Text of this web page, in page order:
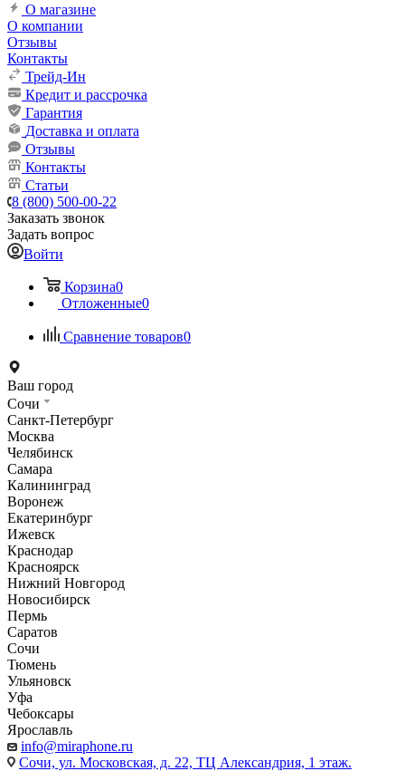
О магазине
О компании
Отзывы
Контакты
Трейд-Ин
Кредит и рассрочка
Гарантия
Доставка и оплата
Отзывы
Контакты
Статьи
8 (800) 500-00-22
Заказать звонок
Задать вопрос
Войти
Корзина0
Отложенные0
Сравнение товаров0
Ваш город
Сочи
Санкт-Петербург
Москва
Челябинск
Самара
Калининград
Воронеж
Екатеринбург
Ижевск
Краснодар
Красноярск
Нижний Новгород
Новосибирск
Пермь
Саратов
Сочи
Тюмень
Ульяновск
Уфа
Чебоксары
Ярославль
info@miraphone.ru
Сочи, ул. Московская, д. 22, ТЦ Александрия, 1 этаж.